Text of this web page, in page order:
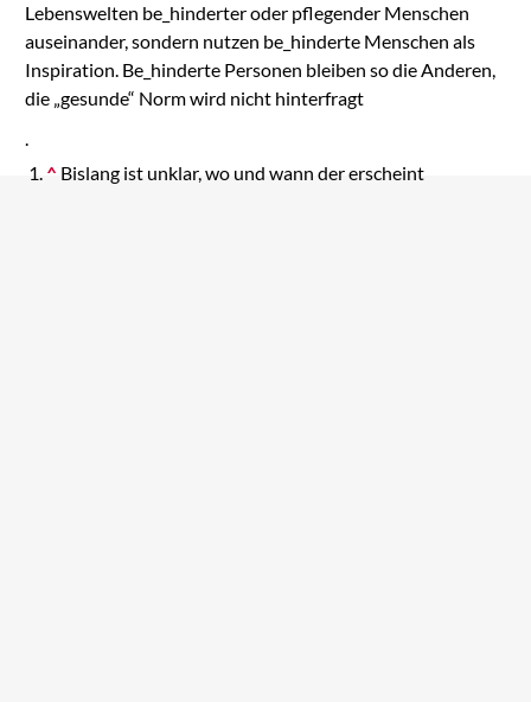
Lebenswelten be_hinderter oder pflegender Menschen
auseinander, sondern nutzen be_hinderte Menschen als
Inspiration. Be_hinderte Personen bleiben so die Anderen,
die „gesunde“ Norm wird nicht hinterfragt
.
^ Bislang ist unklar, wo und wann der erscheint